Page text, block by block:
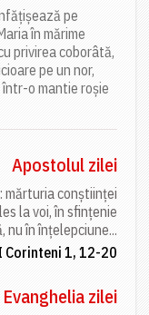
pe
în mărime
privirea coborâtă,
pe un nor,
o mantie roșie
Apostolul zilei
mărturia conștiinței
la voi, în sfințenie
nu în înțelepciune...
Corinteni 1, 12-20
Evanghelia zilei